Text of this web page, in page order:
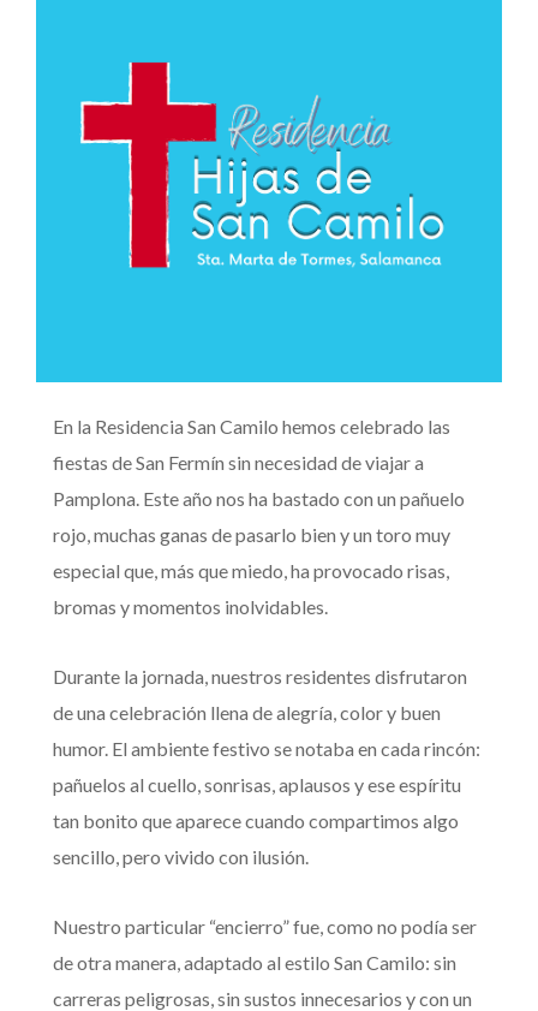
En la Residencia San Camilo hemos celebrado las
fiestas de San Fermín sin necesidad de viajar a
Pamplona. Este año nos ha bastado con un pañuelo
rojo, muchas ganas de pasarlo bien y un toro muy
especial que, más que miedo, ha provocado risas,
bromas y momentos inolvidables.
Durante la jornada, nuestros residentes disfrutaron
de una celebración llena de alegría, color y buen
humor. El ambiente festivo se notaba en cada rincón:
pañuelos al cuello, sonrisas, aplausos y ese espíritu
tan bonito que aparece cuando compartimos algo
sencillo, pero vivido con ilusión.
Nuestro particular “encierro” fue, como no podía ser
de otra manera, adaptado al estilo San Camilo: sin
carreras peligrosas, sin sustos innecesarios y con un